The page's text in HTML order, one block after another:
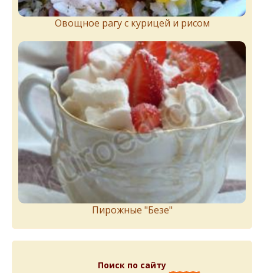
Овощное рагу с курицей и рисом
Пирожныe "Бeзe"
Поиск по сайту